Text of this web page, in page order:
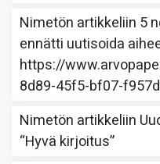
Nimetön artikkeliin 5
ennätti uutisoida
https://
8d89-45f5-bf07-
Nimetön artikkeliin
“Hyvä kirjoitus”